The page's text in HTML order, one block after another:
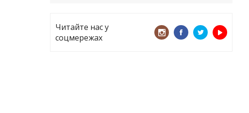
Читайте нас у
соцмережах